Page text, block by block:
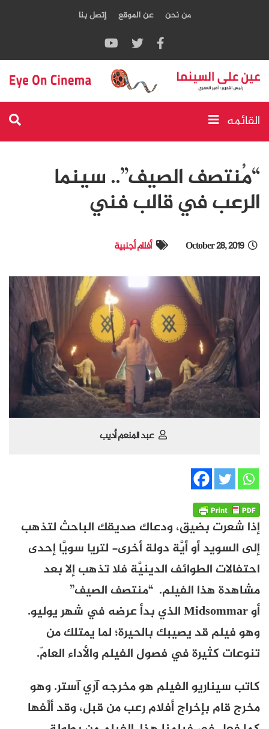
من نحن عن الموقع إتصل بنا
القائمه
“مُنتصف الصيف”.. سينما
الرعب في قالب فني
October 28, 2019 أفلام أجنبية
عبد المنعم أديب
إذا شعرت بضيق، ودعاك صديقك الباحث لتذهب
إلى السويد أو أيَّة دولة أخرى- لتريا سويَّا إحدى
احتفالات الطوائف الدينيَّة فلا تذهب إلا بعد
مشاهدة هذا الفيلم. “منتصف الصيف”
أو Midsommar الذي بدأ عرضه في شهر يوليو.
وهو فيلم قد يصيبك بالحيرة؛ لما يمتلك من
تنوعات كثيرة في فصول الفيلم والأداء العامّ.
كاتب سيناريو الفيلم هو مخرجه آري آستر. وهو
مخرج قام بإخراج أفلام رعب من قبل، وقد ألَّفها